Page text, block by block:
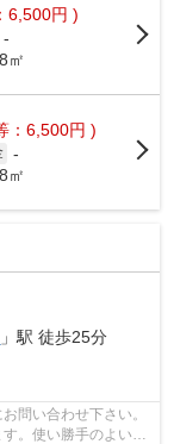
6,500円 )
-
㎡
：6,500円 )
-
㎡
」駅 徒歩25分
問い合わせ下さい。
。使い勝手のよい間